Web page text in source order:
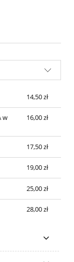
14,50 zł
w
16,00 zł
17,50 zł
19,00 zł
25,00 zł
28,00 zł